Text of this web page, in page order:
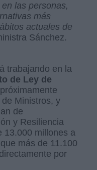
las personas,
más
actuales de
Sánchez.
trabajando en la
de Ley de
de Ministros, y
de
y Resiliencia
13.000 millones a
más de 11.100
por